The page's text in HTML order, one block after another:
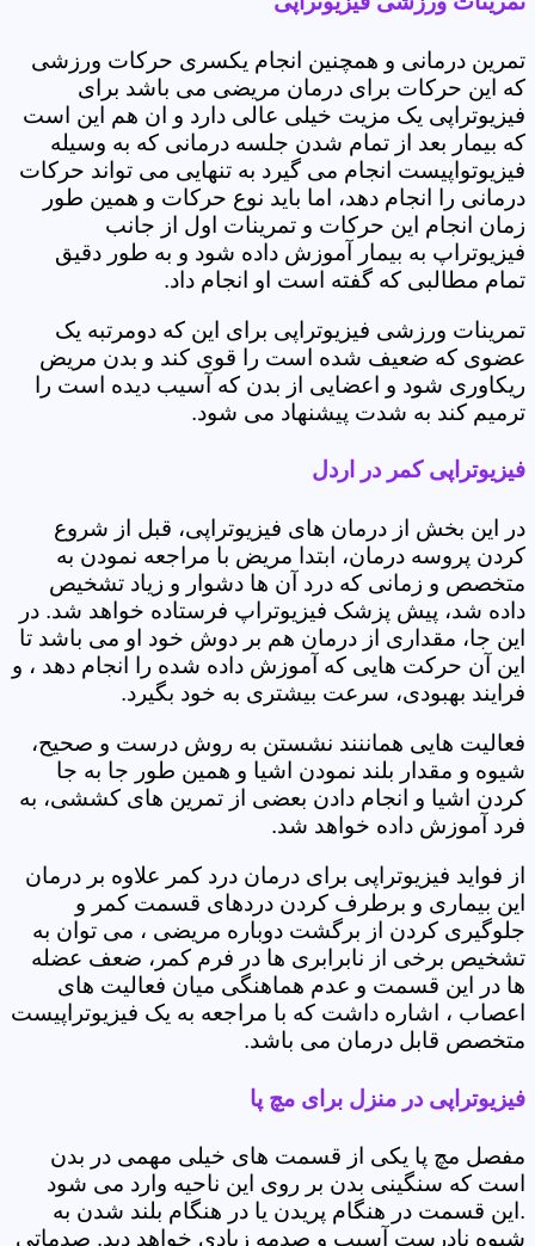
تمرین درمانی و همچنین انجام یکسری حرکات ورزشی
که این حرکات برای درمان مریضی می باشد برای
فیزیوتراپی یک مزیت خیلی عالی دارد و ان هم این است
که بیمار بعد از تمام شدن جلسه درمانی که به وسیله
فیزیوتواپیست انجام می گیرد به تنهایی می تواند حرکات
درمانی را انجام دهد، اما باید نوع حرکات و همین طور
زمان انجام این حرکات و تمرینات اول از جانب
فیزیوتراپ به بیمار آموزش داده شود و به طور دقیق
تمام مطالبی که گفته است او انجام داد.
تمرینات ورزشی فیزیوتراپی برای این که دومرتبه یک
عضوی که ضعیف شده است را قوی کند و بدن مریض
ریکاوری شود و اعضایی از بدن که آسیب دیده است را
ترمیم کند به شدت پیشنهاد می شود.
فیزیوتراپی کمر در اردل
در این بخش از درمان های فیزیوتراپی، قبل از شروع
کردن پروسه درمان، ابتدا مریض با مراجعه نمودن به
متخصص و زمانی که درد آن ها دشوار و زیاد تشخیص
داده شد، پیش پزشک فیزیوتراپ فرستاده خواهد شد. در
این جا، مقداری از درمان هم بر دوش خود او می باشد تا
این آن حرکت هایی که آموزش داده شده را انجام دهد ، و
فرایند بهبودی، سرعت بیشتری به خود بگیرد.
فعالیت هایی هماننند نشستن به روش درست و صحیح،
شیوه و مقدار بلند نمودن اشیا و همین طور جا به جا
کردن اشیا و انجام دادن بعضی از تمرین های کششی، به
فرد آموزش داده خواهد شد.
از فواید فیزیوتراپی برای درمان درد کمر علاوه بر درمان
این بیماری و برطرف کردن دردهای قسمت کمر و
جلوگیری کردن از برگشت دوباره مریضی ، می توان به
تشخیص برخی از نابرابری ها در فرم کمر، ضعف عضله
ها در این قسمت و عدم هماهنگی میان فعالیت های
اعصاب ، اشاره داشت که با مراجعه به یک فیزیوتراپیست
متخصص قابل درمان می باشد.
فیزیوتراپی در منزل برای مچ پا
مفصل مچ پا یکی از قسمت های خیلی مهمی در بدن
است که سنگینی بدن بر روی این ناحیه وارد می شود
.این قسمت در هنگام پریدن یا در هنگام بلند شدن به
شیوه نادرست آسیب و صدمه زیادی خواهد دید. صدماتی